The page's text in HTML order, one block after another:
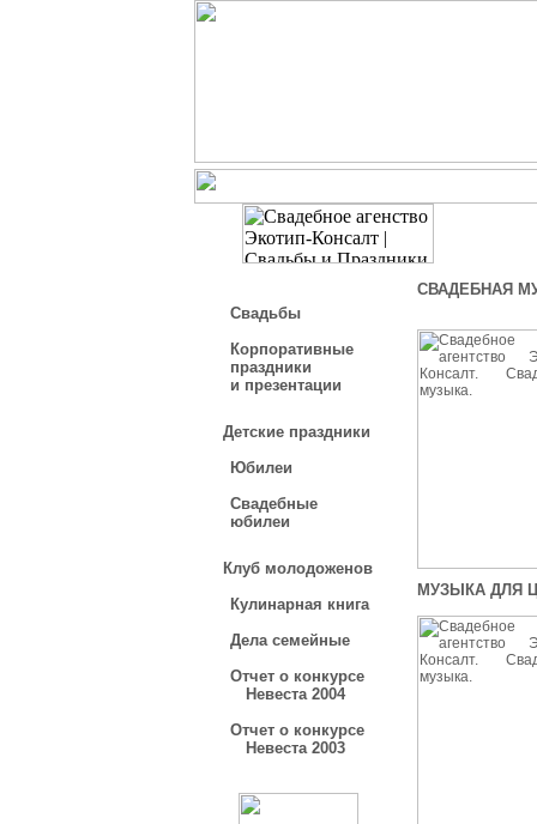
Свадьбы
Корпоративные
праздники
и презентации
Детские праздники
Юбилеи
Свадебные
юбилеи
Клуб молодоженов
Кулинарная книга
Дела семейные
Отчет о конкурсе
Невеста 2004
Отчет о конкурсе
Невеста 2003
СВАДЕБНАЯ
МУЗЫКА ДЛЯ